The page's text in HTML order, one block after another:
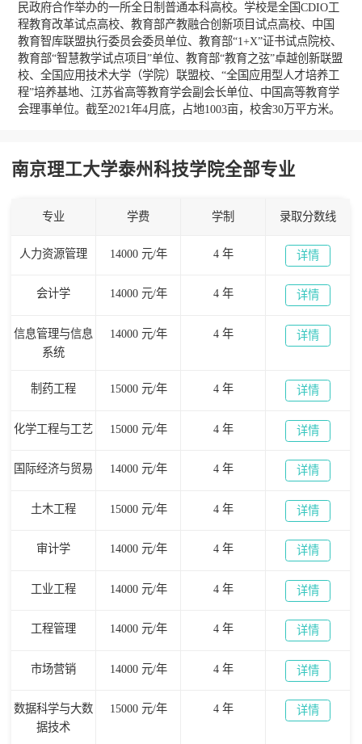
民政府合作举办的一所全日制普通本科高校。学校是全国CDIO工
程教育改革试点高校、教育部产教融合创新项目试点高校、中国
教育智库联盟执行委员会委员单位、教育部“1+X”证书试点院校、
教育部“智慧教学试点项目”单位、教育部“教育之弦”卓越创新联盟
校、全国应用技术大学（学院）联盟校、“全国应用型人才培养工
程”培养基地、江苏省高等教育学会副会长单位、中国高等教育学
会理事单位。截至2021年4月底，占地1003亩，校舍30万平方米。
南京理工大学泰州科技学院全部专业
专业 学费 学制 录取分数线
人力资源管理 14000 元/年 4 年 详情
会计学 14000 元/年 4 年 详情
信息管理与信息
系统
14000 元/年 4 年 详情
制药工程 15000 元/年 4 年 详情
化学工程与工艺 15000 元/年 4 年 详情
国际经济与贸易 14000 元/年 4 年 详情
土木工程 15000 元/年 4 年 详情
审计学 14000 元/年 4 年 详情
工业工程 14000 元/年 4 年 详情
工程管理 14000 元/年 4 年 详情
市场营销 14000 元/年 4 年 详情
数据科学与大数
据技术
15000 元/年 4 年 详情